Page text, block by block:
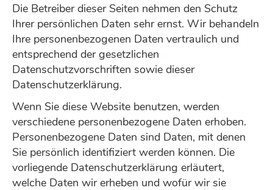
Die Betreiber dieser Seiten nehmen den Schutz
Ihrer persönlichen Daten sehr ernst. Wir behandeln
Ihre personenbezogenen Daten vertraulich und
entsprechend der gesetzlichen
Datenschutzvorschriften sowie dieser
Datenschutzerklärung.
Wenn Sie diese Website benutzen, werden
verschiedene personenbezogene Daten erhoben.
Personenbezogene Daten sind Daten, mit denen
Sie persönlich identifiziert werden können. Die
vorliegende Datenschutzerklärung erläutert,
welche Daten wir erheben und wofür wir sie